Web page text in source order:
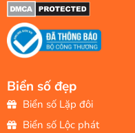
Biển số đẹp
Biển số Lặp đôi
Biển số Lộc phát